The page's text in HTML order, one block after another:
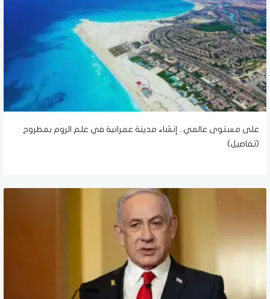
على مستوى عالمي.. إنشاء مدينة عمرانية في علم الروم بمطروح
(تفاصيل)